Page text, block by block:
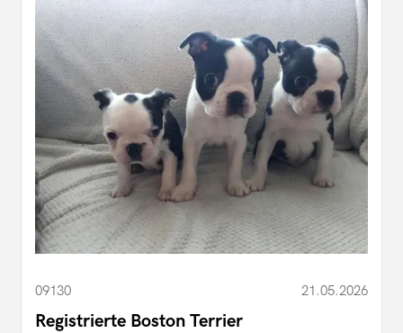
09130 21.05.2026
Registrierte Boston Terrier